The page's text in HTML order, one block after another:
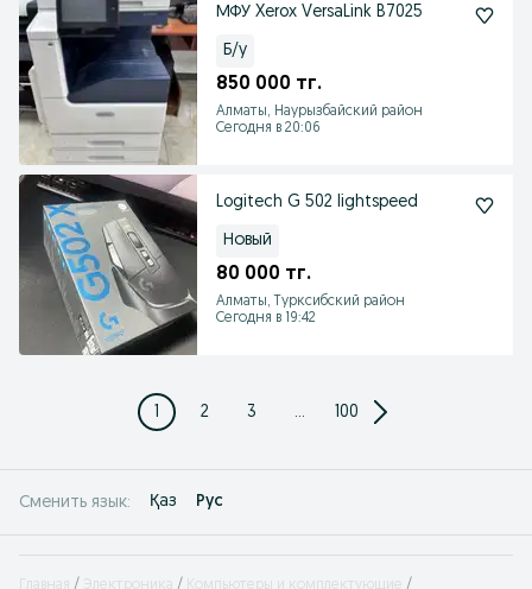
МФУ Xerox VersaLink B7025
Б/у
850 000 тг.
Алматы, Наурызбайский район
Сегодня в 20:06
Logitech G 502 lightspeed
Новый
80 000 тг.
Алматы, Турксибский район
Сегодня в 19:42
1 2 3 ... 100
Сменить язык: Қаз Рус
Главная Электроника
Компьютеры и комплектующие